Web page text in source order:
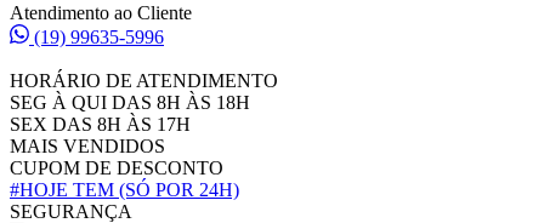
Atendimento ao Cliente
(19) 99635-5996
HORÁRIO DE ATENDIMENTO
SEG À QUI DAS 8H ÀS 18H
SEX DAS 8H ÀS 17H
MAIS VENDIDOS
CUPOM DE DESCONTO
#HOJE TEM (SÓ POR 24H)
SEGURANÇA